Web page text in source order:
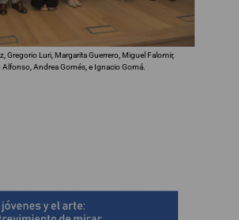
Gregorio Luri, Margarita Guerrero, Miguel Falomir,
Andrea Gomés, e Ignacio Gomá.